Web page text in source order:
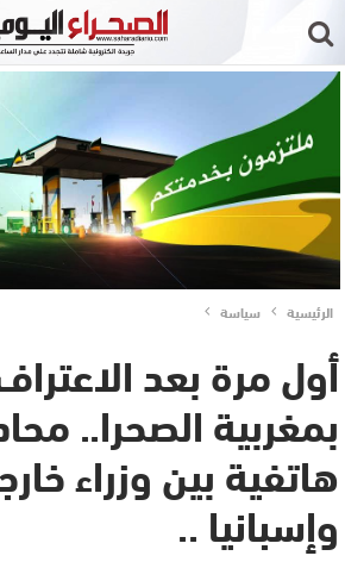
الرئيسية سياسة
أول مرة بعد
بمغربية الصحرا..
هاتفية بين وزراء
وإسبانيا ..